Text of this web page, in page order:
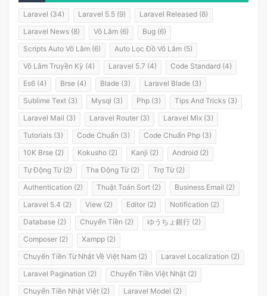
Laravel (34) Laravel 5.5 (9)
Laravel Released (8)
Laravel News (8)
Võ Lâm (6)
Bug (6)
Scripts Auto Võ Lâm (6)
Auto Lọc Đồ Võ Lâm (5)
Võ Lâm Truyền Kỳ (4)
Laravel 5.7 (4)
Code Standard (4)
Es6 (4)
Brse (4) Blade (3)
Laravel Blade (3)
Sublime Text (3)
Mysql (3) Php (3)
Tips And Tricks (3)
Laravel Mail (3)
Laravel Router (3)
Laravel Mix (3)
Tutorials (3)
Code Chuẩn (3)
Code Chuẩn Php (3)
10K Brse (2)
Kokusho (2) Kanji (2)
Android (2)
Tự Động Từ (2)
Tha Động Từ (2)
Trợ Từ (2)
Authentication (2)
Thuật Toán Sort (2)
Business Email (2)
Laravel 5.4 (2)
View (2) Editor (2)
Notification (2)
Database (2)
Chuyển Tiền (2)
ゆうちょ銀行 (2)
Composer (2)
Xampp (2)
Chuyển Tiền Từ Nhật Về Việt Nam (2)
Laravel Localization (2)
Laravel Pagination (2)
Chuyển Tiền Việt Nhật (2)
Chuyển Tiền Nhật Việt (2)
Laravel Model (2)